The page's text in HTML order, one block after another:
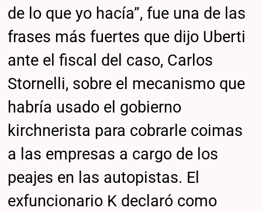
de lo que yo hacía”, fue una de las
frases más fuertes que dijo Uberti
ante el fiscal del caso, Carlos
Stornelli, sobre el mecanismo que
habría usado el gobierno
kirchnerista para cobrarle coimas
a las empresas a cargo de los
peajes en las autopistas. El
exfuncionario K declaró como